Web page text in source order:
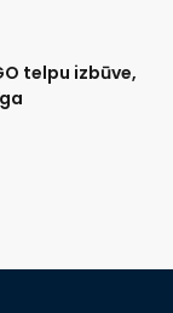
telpu izbūve,